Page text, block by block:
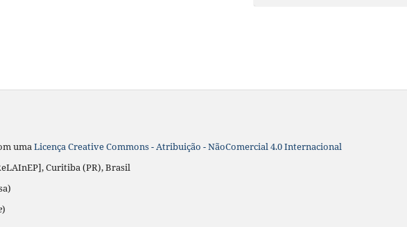
umaLicença Creative Commons - Atribuição - NãoComercial 4.0 Internacional
Curitiba (PR), Brasil
)